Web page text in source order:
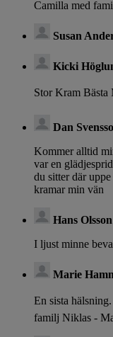
Camilla med
Susan
Kicki
Stor Kram
Dan
Kommer alltid
var en
du sitter där
kramar min vän
Hans Olsson
I ljust minne
Marie
En sista
familj Niklas -